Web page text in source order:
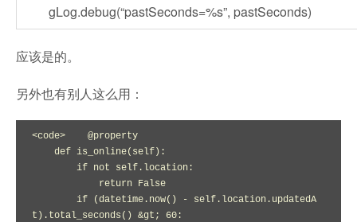
gLog.debug(“pastSeconds=%s”, pastSeconds)
应该是的。
另外也有别人这么用：
<code>    @property
def is_online(self):
if not self.location:
return False
if (datetime.now() - self.location.updatedA
t).total_seconds() &gt; 60: